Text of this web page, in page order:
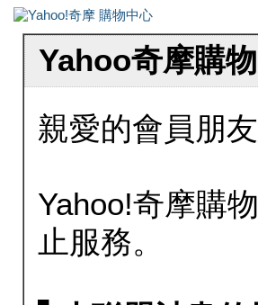
Yahoo奇摩購
親愛的會員朋友
Yahoo!奇摩購
止服務。